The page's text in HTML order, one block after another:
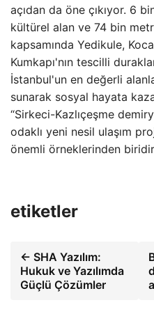
açıdan da öne çıkıyor. 6
kültürel alan ve 74 bin
kapsamında Yedikule,
Kumkapı'nın tescilli
İstanbul'un en değerli
sunarak sosyal hayata
“Sirkeci-Kazlıçeşme
odaklı yeni nesil ulaşım
önemli örneklerinden
etiketler
← SHA Yazılım:
Hukuk ve Yazılımda
Güçlü Çözümler